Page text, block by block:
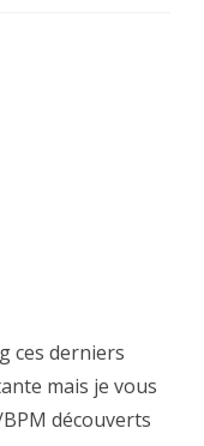
ces derniers
mais je vous
découverts